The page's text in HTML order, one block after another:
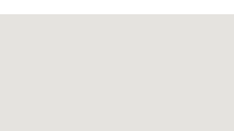
menunjukkan
membiasakan kemampuan
siswanya. Bertindak